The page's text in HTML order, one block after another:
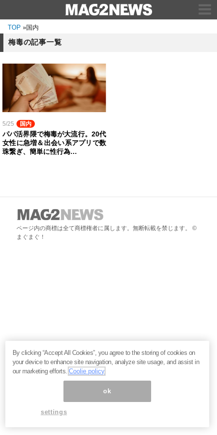
TOP »国内
梅毒の記事一覧
5/25 国内
パパ活界隈で梅毒が大流行。20代
女性に急増＆出会い系アプリで数
珠繋ぎ、簡単に性行為…
ページ内の商標は全て商標権者に属します。無断転載を禁じます。 ©
まぐまぐ！
By clicking “Accept All Cookies”, you agree to the storing of cookies on
your device to enhance site navigation, analyze site usage, and assist in
our marketing efforts.Coolie policy
ok
settings